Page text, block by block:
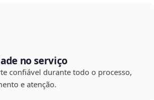
no serviço
confiável durante todo o processo,
e atenção.